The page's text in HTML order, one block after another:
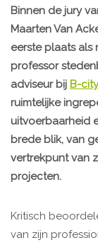
Binnen de jury
Maarten Van
eerste plaats als
professor
adviseur bij B-city
ruimtelijke
uitvoerbaarheid
brede blik, van
vertrekpunt van
projecten.
Kritisch
van zijn